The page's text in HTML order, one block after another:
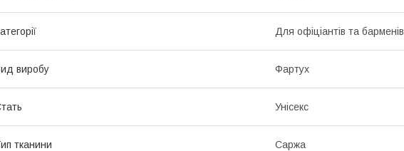
Для офіціантів та барменів
виробу Фартух
Унісекс
тканини Саржа